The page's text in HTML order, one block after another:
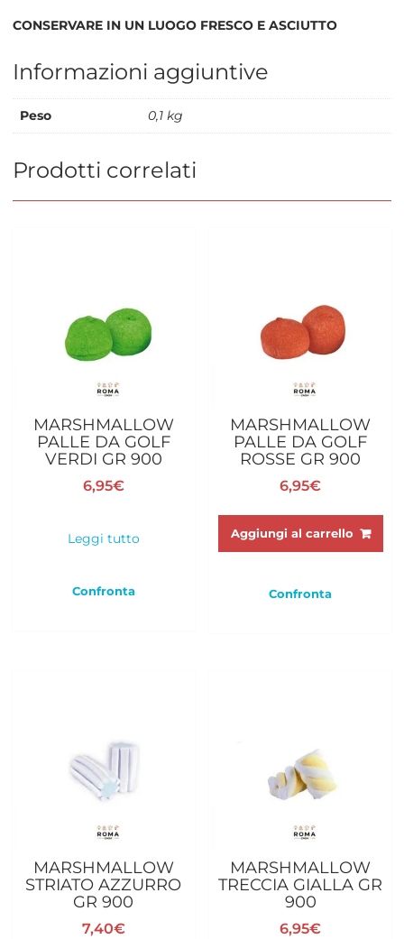
CONSERVARE IN UN LUOGO FRESCO E ASCIUTTO
Informazioni aggiuntive
Peso 0,1 kg
Prodotti correlati
MARSHMALLOW
PALLE DA GOLF
VERDI GR 900
6,95€
Leggi tutto
Confronta
MARSHMALLOW
PALLE DA GOLF
ROSSE GR 900
6,95€
Aggiungi al carrello
Confronta
MARSHMALLOW
STRIATO AZZURRO
GR 900
7,40€
MARSHMALLOW
TRECCIA GIALLA GR
900
6,95€